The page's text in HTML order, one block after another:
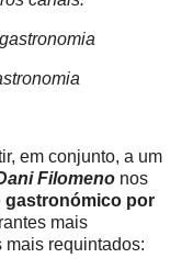
em conjunto, a um
Filomeno nos
gastronómico por
mais
mais requintados: